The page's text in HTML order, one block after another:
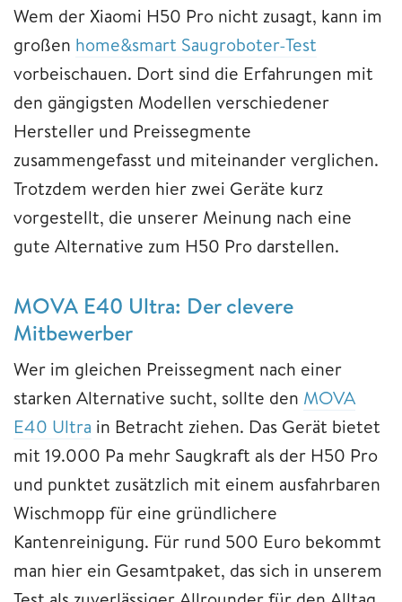
Wem der Xiaomi H50 Pro nicht zusagt, kann im
großen home&smart Saugroboter-Test
vorbeischauen. Dort sind die Erfahrungen mit
den gängigsten Modellen verschiedener
Hersteller und Preissegmente
zusammengefasst und miteinander verglichen.
Trotzdem werden hier zwei Geräte kurz
vorgestellt, die unserer Meinung nach eine
gute Alternative zum H50 Pro darstellen.
MOVA E40 Ultra: Der clevere
Mitbewerber
Wer im gleichen Preissegment nach einer
starken Alternative sucht, sollte den MOVA
E40 Ultra in Betracht ziehen. Das Gerät bietet
mit 19.000 Pa mehr Saugkraft als der H50 Pro
und punktet zusätzlich mit einem ausfahrbaren
Wischmopp für eine gründlichere
Kantenreinigung. Für rund 500 Euro bekommt
man hier ein Gesamtpaket, das sich in unserem